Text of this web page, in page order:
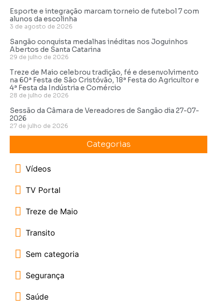
Esporte e integração marcam torneio de futebol 7 com
alunos da escolinha
3 de agosto de 2026
Sangão conquista medalhas inéditas nos Joguinhos
Abertos de Santa Catarina
29 de julho de 2026
Treze de Maio celebrou tradição, fé e desenvolvimento
na 60ª Festa de São Cristóvão, 18ª Festa do Agricultor e
4ª Festa da Indústria e Comércio
28 de julho de 2026
Sessão da Câmara de Vereadores de Sangão dia 27-07-
2026
27 de julho de 2026
Categorias
Vídeos
TV Portal
Treze de Maio
Transito
Sem categoria
Segurança
Saúde